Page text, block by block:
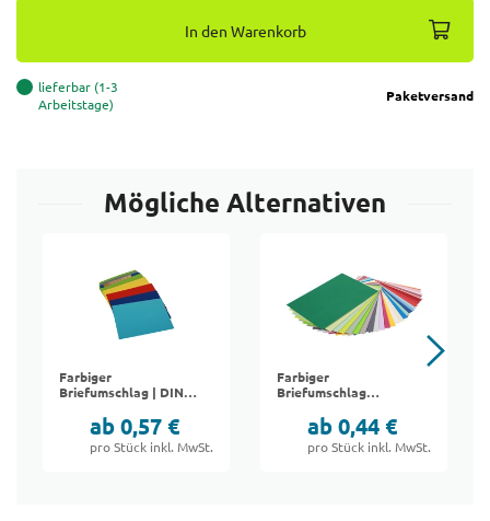
In den Warenkorb
lieferbar (1-3
Arbeitstage)
Paketversand
Mögliche Alternativen
Farbiger
Briefumschlag | DIN
ab 0,57 €
pro Stück inkl. MwSt.
Farbiger
Briefumschlag
ab 0,44 €
pro Stück inkl. MwSt.